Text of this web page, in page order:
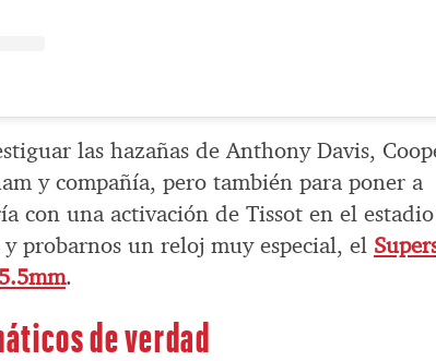
las hazañas de Anthony Davis,
y compañía, pero también para poner a
con una activación de Tissot en el
probarnos un reloj muy especial, el
.
de verdad